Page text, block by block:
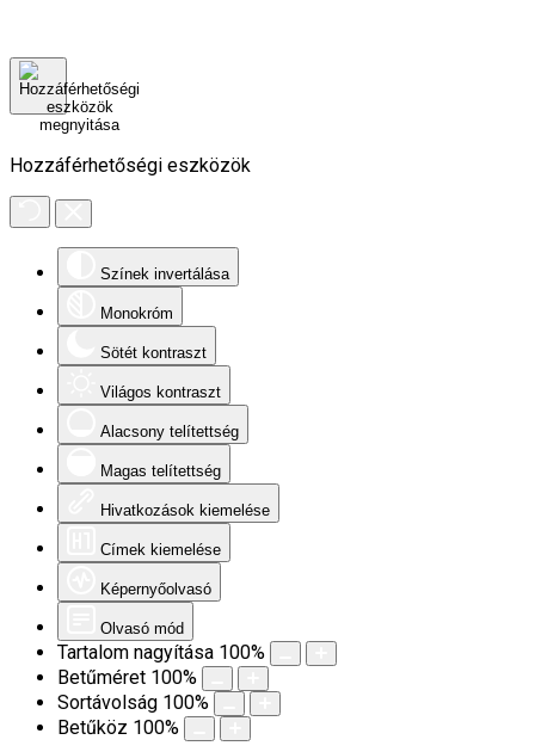
Hozzáférhetőségi eszközök
Színek invertálása
Monokróm
Sötét kontraszt
Világos kontraszt
Alacsony telítettség
Magas telítettség
Hivatkozások kiemelése
Címek kiemelése
Képernyőolvasó
Olvasó mód
Tartalom nagyítása 100%
Betűméret 100%
Sortávolság 100%
Betűköz 100%